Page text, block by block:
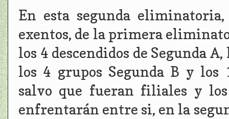
En esta segunda
exentos, de la primera
los 4 descendidos de Segunda
los 4 grupos Segunda B y los
salvo que fueran filiales y los
enfrentarán entre si, en la